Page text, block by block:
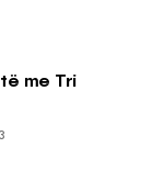
me Tri